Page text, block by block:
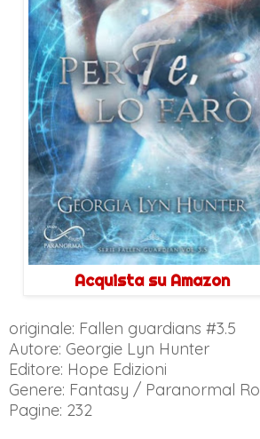
Acquista su Amazon
originale: Fallen guardians #3.5
Autore: Georgie Lyn Hunter
Editore: Hope Edizioni
Genere: Fantasy / Paranormal
Pagine: 232